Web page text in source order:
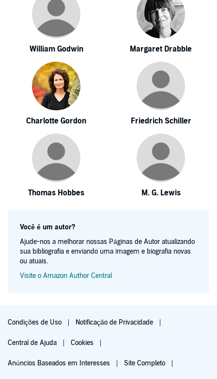
William Godwin Margaret Drabble
Charlotte Gordon Friedrich Schiller
Thomas Hobbes M. G. Lewis
Você é um autor?
Ajude-nos a melhorar nossas Páginas de Autor atualizando
sua bibliografia e enviando uma imagem e biografia novas
ou atuais.
Visite o Amazon Author Central
Condições de Uso Notificação de Privacidade
Central de Ajuda Cookies
Anúncios Baseados em Interesses Site Completo